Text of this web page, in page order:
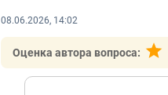
08.06.2026, 14:02
Оценка автора вопроса: